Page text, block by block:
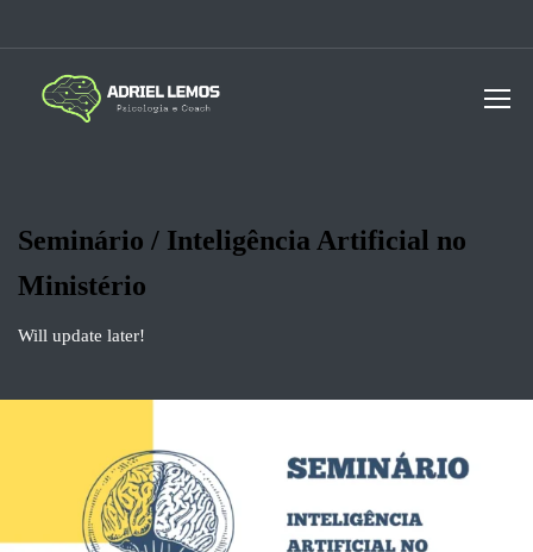
Seminário / Inteligência Artificial no
Ministério
Will update later!